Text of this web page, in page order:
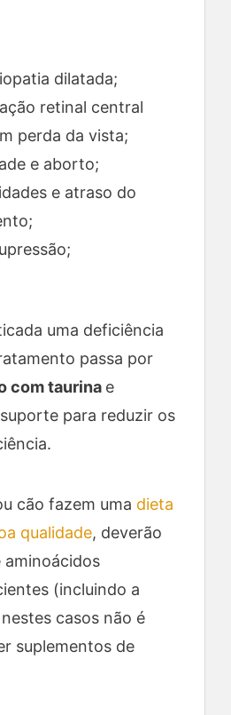
dilatada;
retinal central
perda da vista;
e aborto;
e atraso do
uma deficiência
passa por
com taurina e
para reduzir os
cão fazem uma dieta
qualidade, deverão
(incluindo a
casos não é
suplementos de